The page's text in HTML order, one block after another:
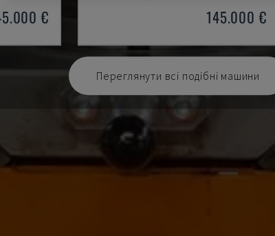
€ 145.000 €
Переглянути всі подібні машини